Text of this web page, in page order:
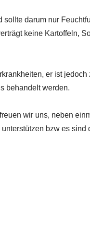
sollte darum nur
keine Kartoffeln,
er ist jedoch
behandelt werden.
wir uns, neben
bzw es sind